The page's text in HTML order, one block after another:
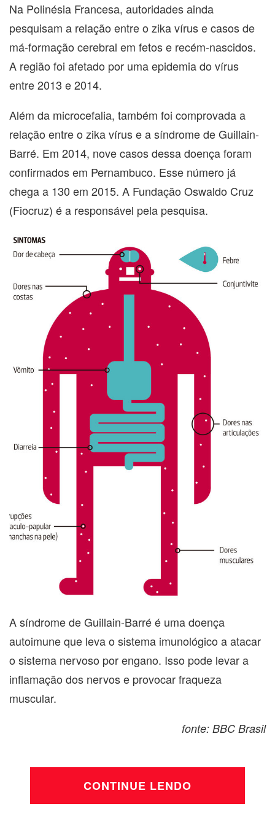
Na Polinésia Francesa, autoridades ainda
pesquisam a relação entre o zika vírus e casos de
má-formação cerebral em fetos e recém-nascidos.
A região foi afetado por uma epidemia do vírus
entre 2013 e 2014.
Além da microcefalia, também foi comprovada a
relação entre o zika vírus e a síndrome de Guillain-
Barré. Em 2014, nove casos dessa doença foram
confirmados em Pernambuco. Esse número já
chega a 130 em 2015. A Fundação Oswaldo Cruz
(Fiocruz) é a responsável pela pesquisa.
A síndrome de Guillain-Barré é uma doença
autoimune que leva o sistema imunológico a atacar
o sistema nervoso por engano. Isso pode levar a
inflamação dos nervos e provocar fraqueza
muscular.
fonte: BBC Brasil
CONTINUE LENDO